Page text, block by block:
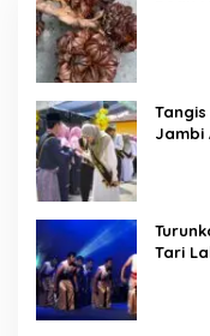
Jambi
Tari